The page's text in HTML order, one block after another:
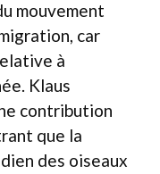
mouvement
car
à
Klaus
contribution
que la
des oiseaux